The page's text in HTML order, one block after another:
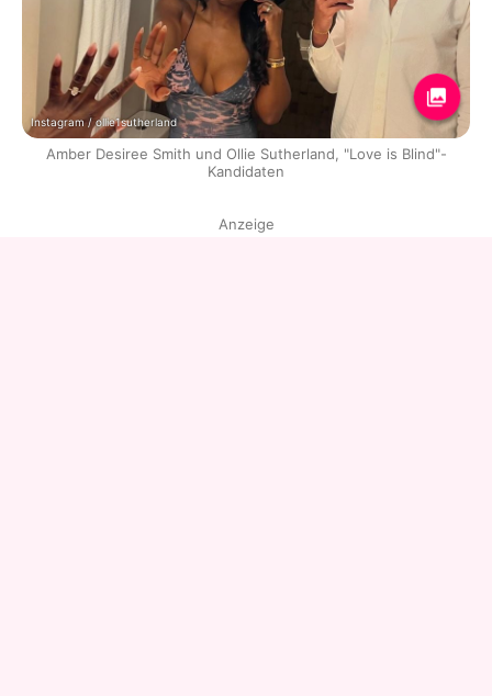
Instagram / ollie1sutherland
Amber Desiree Smith und Ollie Sutherland, "Love is Blind"-
Kandidaten
Anzeige